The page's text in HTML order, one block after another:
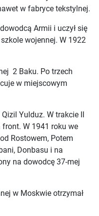
w fabryce tekstylnej.
Armii i uczył się
wojennej. W 1922
2 Baku. Po trzech
w miejscowym
Yulduz. W trakcie II
W 1941 roku we
Rostowem, Potem
Donbasu i na
na dowodcę 37-mej
w Moskwie otrzymał